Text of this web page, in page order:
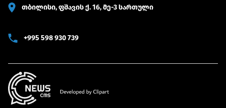
თბილისი, ფშავის ქ. 16, მე-3 სართული
+995 598 930 739